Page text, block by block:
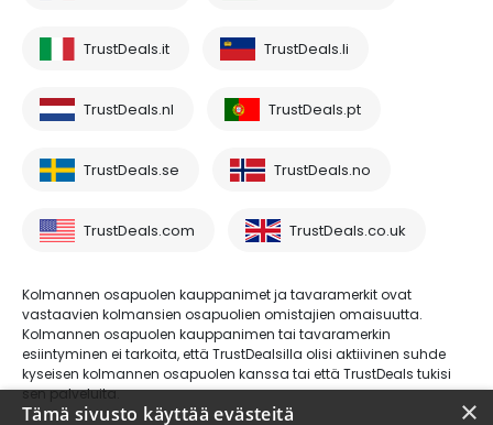
TrustDeals.it TrustDeals.li
TrustDeals.nl TrustDeals.pt
TrustDeals.se TrustDeals.no
TrustDeals.com TrustDeals.co.uk
Kolmannen osapuolen kauppanimet ja tavaramerkit ovat
vastaavien kolmansien osapuolien omistajien omaisuutta.
Kolmannen osapuolen kauppanimen tai tavaramerkin
esiintyminen ei tarkoita, että TrustDealsilla olisi aktiivinen suhde
kyseisen kolmannen osapuolen kanssa tai että TrustDeals tukisi
sen palveluita.
×
Tämä sivusto käyttää evästeitä